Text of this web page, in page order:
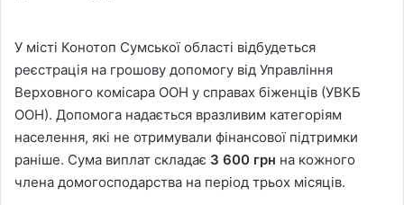
У місті Конотоп Сумської області відбудеться
реєстрація на грошову допомогу від Управління
Верховного комісара ООН у справах біженців (УВКБ
ООН). Допомога надається вразливим категоріям
населення, які не отримували фінансової підтримки
раніше. Сума виплат складає 3 600 грн на кожного
члена домогосподарства на період трьох місяців.